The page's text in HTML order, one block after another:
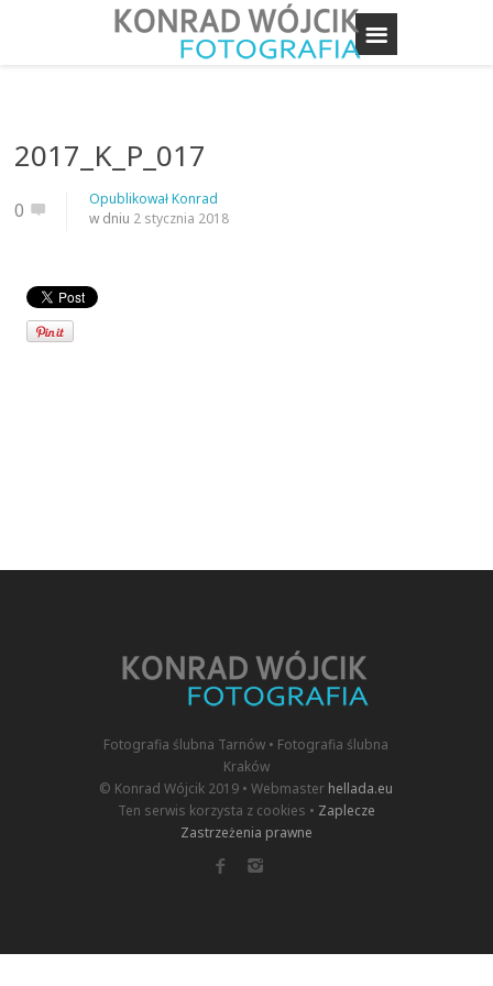
2017_K_P_017
0 OpublikowałKonrad
w dniu 2 stycznia 2018
Fotografia ślubna Tarnów • Fotografia ślubna
Kraków
© Konrad Wójcik 2019 • Webmaster hellada.eu
Ten serwis korzysta z cookies • Zaplecze
Zastrzeżenia prawne